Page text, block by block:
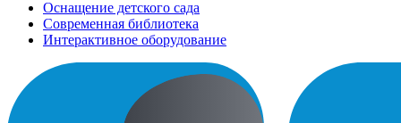
Оснащение детского сада
Современная библиотека
Интерактивное оборудование